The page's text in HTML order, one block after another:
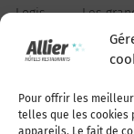
Pour offrir les
telles que les cookies
appareils. Le fait de
Logis
Les
Cuisine
Traiteurs